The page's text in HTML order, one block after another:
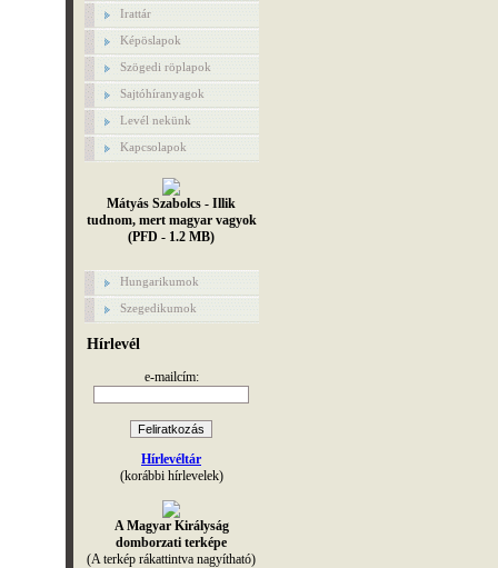
Irattár
Képöslapok
Szögedi röplapok
Sajtóhíranyagok
Levél nekünk
Kapcsolapok
Mátyás Szabolcs - Illik
tudnom, mert magyar vagyok
(PFD - 1.2 MB)
Hungarikumok
Szegedikumok
Hírlevél
e-mailcím:
Hírlevéltár
(korábbi hírlevelek)
A Magyar Királyság
domborzati terképe
(A terkép rákattintva nagyítható)